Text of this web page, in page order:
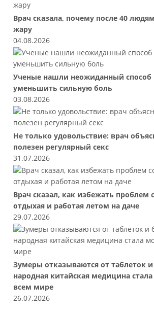
Врач сказала, почему после 40
жару
04.08.2026
Ученые нашли неожиданный способ
уменьшить сильную боль
03.08.2026
Не только удовольствие: врач
полезен регулярный секс
31.07.2026
Врач сказал, как избежать проблем
отдыхая и работая летом на даче
29.07.2026
Зумеры отказываются от таблеток
народная китайская медицина
всем мире
26.07.2026